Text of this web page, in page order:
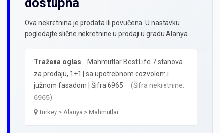
dostupna
Ova nekretnina je prodata ili povučena. U nastavku
pogledajte slične nekretnine u prodaji u gradu Alanya.
Tražena oglas:
Mahmutlar Best Life 7 stanova
za prodaju, 1+1 | sa upotrebnom dozvolom i
južnom fasadom | Šifra 6965
(Šifra nekretnine:
6965)
Turkey > Alanya > Mahmutlar